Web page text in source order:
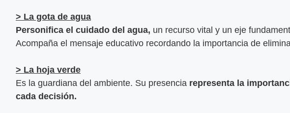
> La gota de agua
Personifica el cuidado del agua, un recurso vital y un eje
Acompaña el mensaje educativo recordando la importancia de
> La hoja verde
Es la guardiana del ambiente. Su presencia representa la
cada decisión.